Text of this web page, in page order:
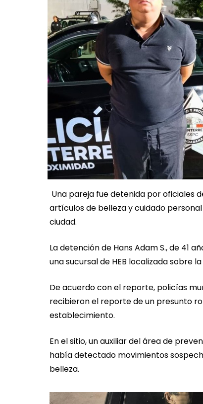
Una pareja fue detenida por oficiales
artículos de belleza y cuidado
ciudad.
La detención de Hans Adam S., de 41
una sucursal de HEB localizada sobre
De acuerdo con el reporte, policías
recibieron el reporte de un presunto
establecimiento.
En el sitio, un auxiliar del área de
había detectado movimientos
belleza.